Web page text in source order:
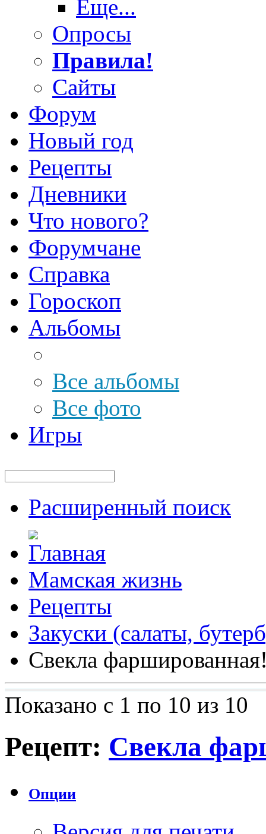
Еще...
Опросы
Правила!
Сайты
Форум
Новый год
Рецепты
Дневники
Что нового?
Форумчане
Справка
Гороскоп
Альбомы
Все альбомы
Все фото
Игры
Расширенный поиск
Мамская жизнь
Рецепты
Закуски (салаты,
Свекла
Показано с 1 по 10 из 10
Рецепт: Свекла
Опции